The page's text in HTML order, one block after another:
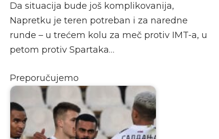
Da situacija bude još komplikovanija,
Napretku je teren potreban i za naredne
runde – u trećem kolu za meč protiv IMT-a, u
petom protiv Spartaka…
Preporučujemo